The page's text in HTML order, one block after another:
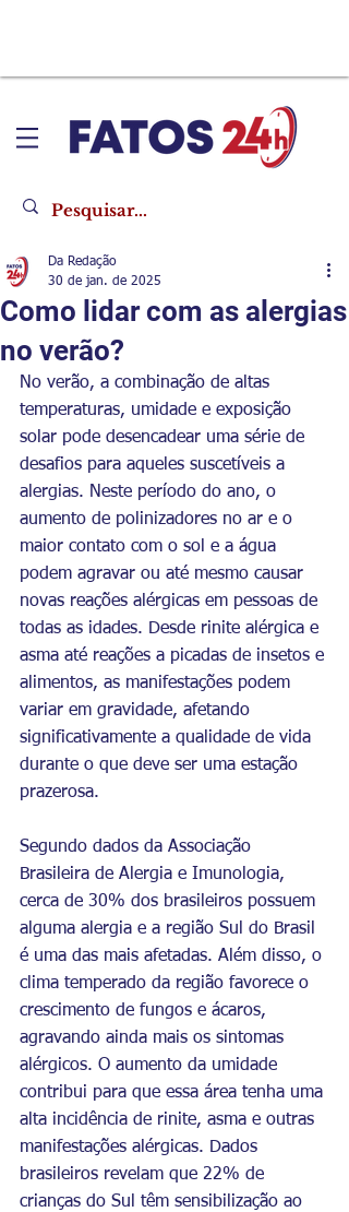
Como lidar com as alergias
no verão?
Da Redação
30 de jan. de 2025
No verão, a combinação de altas
temperaturas, umidade e exposição
solar pode desencadear uma série de
desafios para aqueles suscetíveis a
alergias. Neste período do ano, o
aumento de polinizadores no ar e o
maior contato com o sol e a água
podem agravar ou até mesmo causar
novas reações alérgicas em pessoas de
todas as idades. Desde rinite alérgica e
asma até reações a picadas de insetos e
alimentos, as manifestações podem
variar em gravidade, afetando
significativamente a qualidade de vida
durante o que deve ser uma estação
prazerosa.
Segundo dados da Associação
Brasileira de Alergia e Imunologia,
cerca de 30% dos brasileiros possuem
alguma alergia e a região Sul do Brasil
é uma das mais afetadas. Além disso, o
clima temperado da região favorece o
crescimento de fungos e ácaros,
agravando ainda mais os sintomas
alérgicos. O aumento da umidade
contribui para que essa área tenha uma
alta incidência de rinite, asma e outras
manifestações alérgicas. Dados
brasileiros revelam que 22% de
crianças do Sul têm sensibilização ao